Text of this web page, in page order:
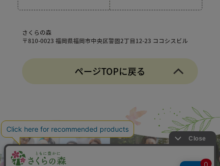
さくらの森
〒810-0023 福岡県福岡市中央区警固2丁目12-23 ココシスビル
ページTOPに戻る